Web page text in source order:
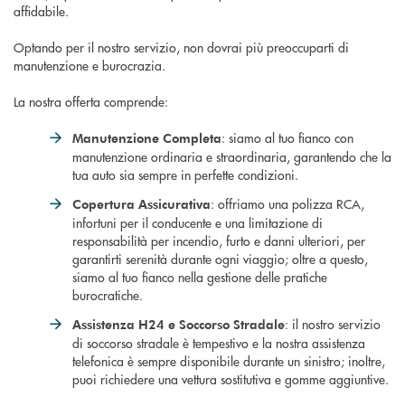
affidabile.
Optando per il nostro servizio, non dovrai più preoccuparti di
manutenzione e burocrazia.
La nostra offerta comprende:
Manutenzione Completa: siamo al tuo fianco con
manutenzione ordinaria e straordinaria, garantendo che la
tua auto sia sempre in perfette condizioni.
Copertura Assicurativa: offriamo una polizza RCA,
infortuni per il conducente e una limitazione di
responsabilità per incendio, furto e danni ulteriori, per
garantirti serenità durante ogni viaggio; oltre a questo,
siamo al tuo fianco nella gestione delle pratiche
burocratiche.
Assistenza H24 e Soccorso Stradale: il nostro servizio
di soccorso stradale è tempestivo e la nostra assistenza
telefonica è sempre disponibile durante un sinistro; inoltre,
puoi richiedere una vettura sostitutiva e gomme aggiuntive.